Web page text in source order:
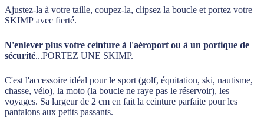
Ajustez-la à votre taille, coupez-la, clipsez la boucle et portez votre
SKIMP avec fierté.
N'enlever plus votre ceinture à l'aéroport ou à un portique de
sécurité...PORTEZ UNE SKIMP.
C'est l'accessoire idéal pour le sport (golf, équitation, ski, nautisme,
chasse, vélo), la moto (la boucle ne raye pas le réservoir), les
voyages. Sa largeur de 2 cm en fait la ceinture parfaite pour les
pantalons aux petits passants.